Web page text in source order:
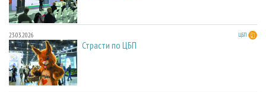
23.03.2026 ЦБП
Страсти по ЦБП